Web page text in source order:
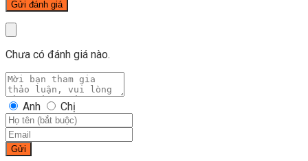
Chưa có đánh giá nào.
Anh Chị
Gửi